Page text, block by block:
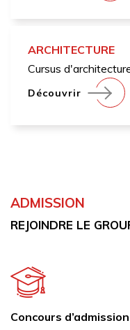
ARCHITECTURE
Cursus
Découvrir
ADMISSION
REJOINDRE LE
Concours d’admission